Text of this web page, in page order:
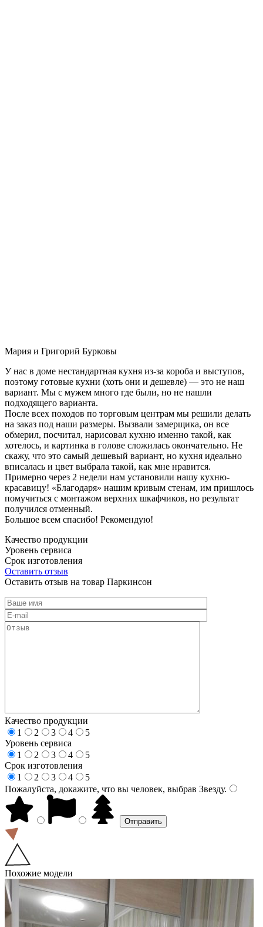
Мария и Григорий Бурковы
У нас в доме нестандартная кухня из-за короба и выступов,
поэтому готовые кухни (хоть они и дешевле) — это не наш
вариант. Мы с мужем много где были, но не нашли
подходящего варианта.
После всех походов по торговым центрам мы решили делать
на заказ под наши размеры. Вызвали замерщика, он все
обмерил, посчитал, нарисовал кухню именно такой, как
хотелось, и картинка в голове сложилась окончательно. Не
скажу, что это самый дешевый вариант, но кухня идеально
вписалась и цвет выбрала такой, как мне нравится.
Примерно через 2 недели нам установили нашу кухню-
красавицу! «Благодаря» нашим кривым стенам, им пришлось
помучиться с монтажом верхних шкафчиков, но результат
получился отменный.
Большое всем спасибо! Рекомендую!
Качество продукции
Уровень сервиса
Срок изготовления
Оставить отзыв
Оставить отзыв на товар Паркинсон
Качество продукции
1
2 3 4
5
Уровень сервиса
1
2 3 4
5
Срок изготовления
1
2 3 4
5
Пожалуйста, докажите, что вы человек, выбрав Звезду.
Похожие модели